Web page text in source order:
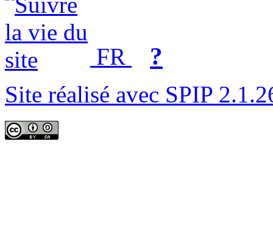
FR ?
Site réalisé avec SPIP